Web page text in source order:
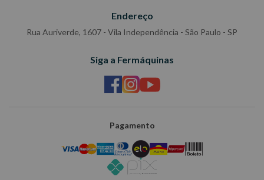
Endereço
Rua Auriverde, 1607 - Vila Independência - São Paulo - SP
Siga a Fermáquinas
Pagamento